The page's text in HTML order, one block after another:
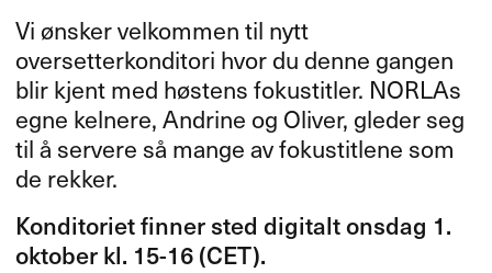
Vi ønsker velkommen til nytt
oversetterkonditori hvor du denne gangen
blir kjent med høstens fokustitler. NORLAs
egne kelnere, Andrine og Oliver, gleder seg
til å servere så mange av fokustitlene som
de rekker.
Konditoriet finner sted digitalt onsdag 1.
oktober kl. 15-16 (CET).